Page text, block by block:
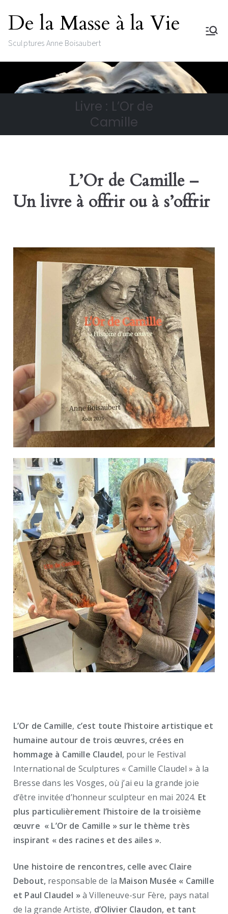
De la Masse à la Vie
Sculptures Anne Boisaubert
Livre : L’Or de
Camille
L’Or de Camille –
Un livre à offrir ou à s’offrir
L’Or de Camille, c’est toute l’histoire artistique et
humaine autour de trois œuvres, crées en
hommage à Camille Claudel, pour le Festival
International de Sculptures « Camille Claudel » à la
Bresse dans les Vosges, où j’ai eu la grande joie
d’être invitée d’honneur sculpteur en mai 2024. Et
plus particulièrement l’histoire de la troisième
œuvre « L’Or de Camille » sur le thème très
inspirant « des racines et des ailes ».
Une histoire de rencontres, celle avec Claire
Debout, responsable de la Maison Musée « Camille
et Paul Claudel »à Villeneuve-sur Fère, pays natal
de la grande Artiste, d’Olivier Claudon, et tant